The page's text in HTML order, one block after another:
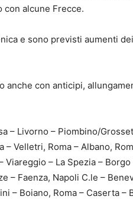
con alcune Frecce.
e sono previsti aumenti
con anticipi,
– Livorno – Piombino/
Velletri, Roma – Albano,
– La Spezia –
– Faenza, Napoli C.le –
– Boiano, Roma – Caserta –